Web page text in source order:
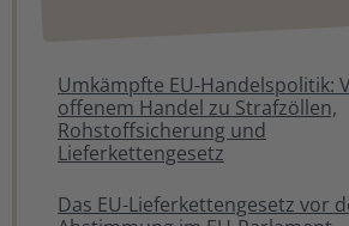
Umkämpfte EU-Handelspolitik:
offenem Handel zu Strafzöllen,
Rohstoffsicherung und
Lieferkettengesetz
Das EU-Lieferkettengesetz vor